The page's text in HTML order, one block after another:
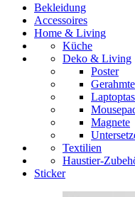
Bekleidung
Accessoires
Home & Living
Küche
Deko & Living
Poster
Magnete
Textilien
Haustier-
Sticker